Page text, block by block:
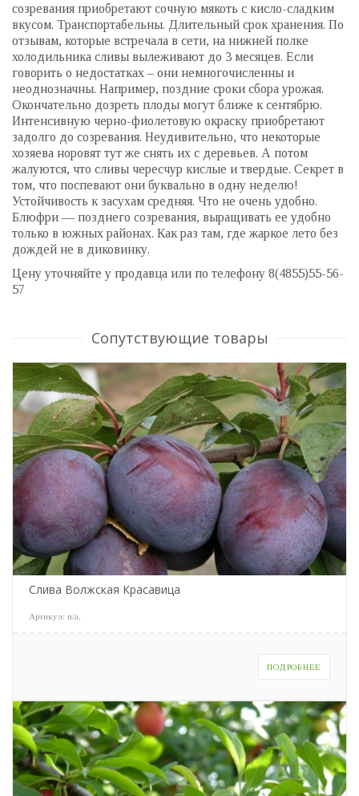
созревания приобретают сочную мякоть с кисло-сладким
вкусом. Транспортабельны. Длительный срок хранения. По
отзывам, которые встречала в сети, на нижней полке
холодильника сливы вылеживают до 3 месяцев. Если
говорить о недостатках – они немногочисленны и
неоднозначны. Например, поздние сроки сбора урожая.
Окончательно дозреть плоды могут ближе к сентябрю.
Интенсивную черно-фиолетовую окраску приобретают
задолго до созревания. Неудивительно, что некоторые
хозяева норовят тут же снять их с деревьев. А потом
жалуются, что сливы чересчур кислые и твердые. Секрет в
том, что поспевают они буквально в одну неделю!
Устойчивость к засухам средняя. Что не очень удобно.
Блюфри — позднего созревания, выращивать ее удобно
только в южных районах. Как раз там, где жаркое лето без
дождей не в диковинку.
Цену уточняйте у продавца или по телефону 8(4855)55-56-
57
Сопутствующие товары
Слива Волжская Красавица
Артикул: n/a
ПОДРОБНЕЕ